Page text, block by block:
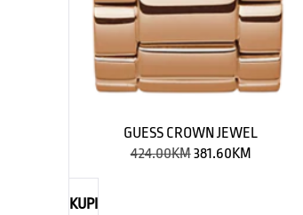
GUESS CROWN JEWEL
424.00KM381.60KM
KUPI